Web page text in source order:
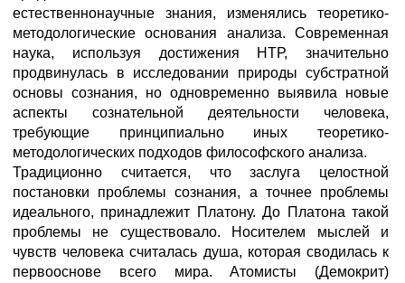
естественнонаучные знания, изменялись теоретико-
методологические основания анализа. Современная
наука, используя достижения НТР, значительно
продвинулась в исследовании природы субстратной
основы сознания, но одновременно выявила новые
аспекты сознательной деятельности человека,
требующие принципиально иных теоретико-
методологических подходов философского анализа.
Традиционно считается, что заслуга целостной
постановки проблемы сознания, а точнее проблемы
идеального, принадлежит Платону. До Платона такой
проблемы не существовало. Носителем мыслей и
чувств человека считалась душа, которая сводилась к
первооснове всего мира. Атомисты (Демокрит)